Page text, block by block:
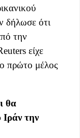
δήλωσε ότι
την
είχε
πρώτο μέλος
θα
Ιράν την